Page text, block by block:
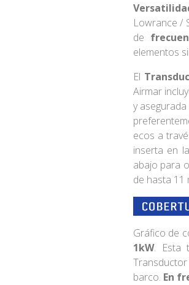
Lowrance /
de
elementos
El
Airmar
y
ecos a
inserta en
abajo para
de hasta 11
Gráfico de
1kW. Esta
Transductor
barco. En